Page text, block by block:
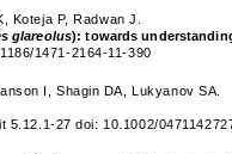
Koteja P, Radwan J.
glareolus): towards
1471-2164-11-390
I, Shagin DA, Lukyanov SA.
27 doi: 10.1002/